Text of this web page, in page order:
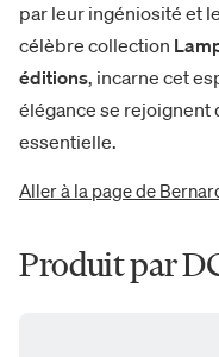
par leur ingéniosité et
célèbre collection
éditions, incarne cet
élégance se rejoignent
essentielle.
Aller à la page de
Produit par